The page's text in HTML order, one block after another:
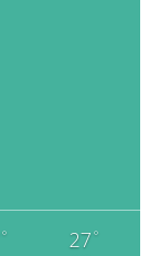
° 27 °